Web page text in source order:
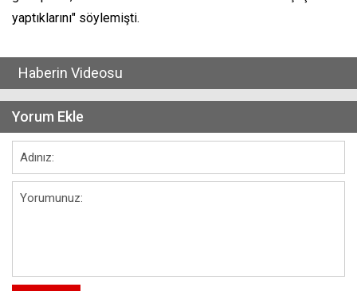
yaptıklarını" söylemişti.
Haberin Videosu
Yorum Ekle